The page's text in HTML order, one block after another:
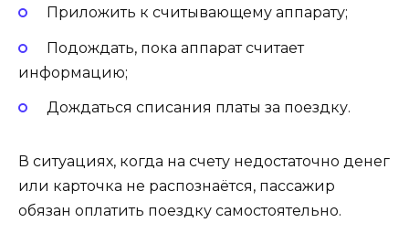
Приложить к считывающему аппарату;
Подождать, пока аппарат считает
информацию;
Дождаться списания платы за поездку.
В ситуациях, когда на счету недостаточно денег
или карточка не распознаётся, пассажир
обязан оплатить поездку самостоятельно.